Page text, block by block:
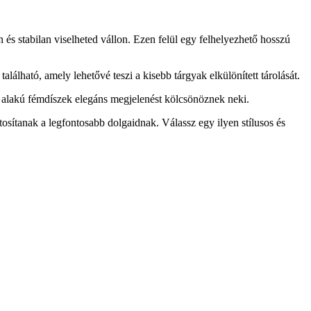
stabilan viselheted vállon. Ezen felül egy felhelyezhető hosszú
amely lehetővé teszi a kisebb tárgyak elkülönített tárolását.
fémdíszek elegáns megjelenést kölcsönöznek neki.
a legfontosabb dolgaidnak. Válassz egy ilyen stílusos és